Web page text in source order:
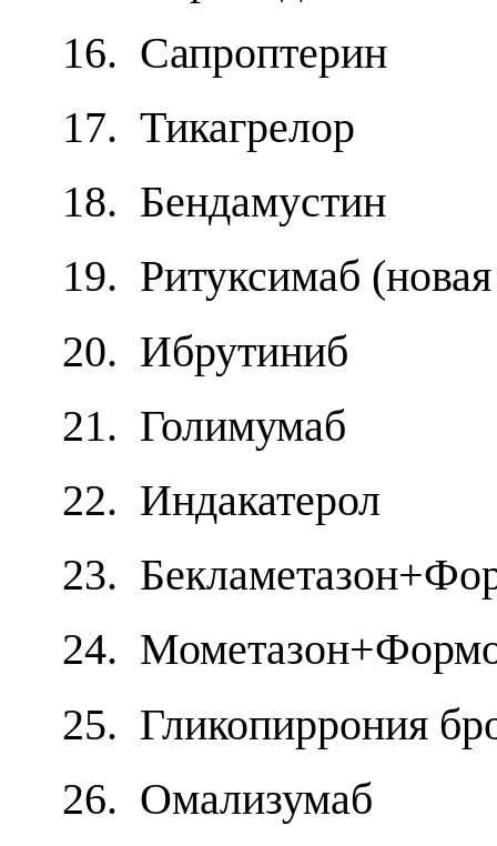
16. Сапроптерин
17. Тикагрелор
18. Бендамустин
19. Ритуксимаб
20. Ибрутиниб
21. Голимумаб
22. Индакатерол
23.
24.
25. Гликопиррония
26. Омализумаб